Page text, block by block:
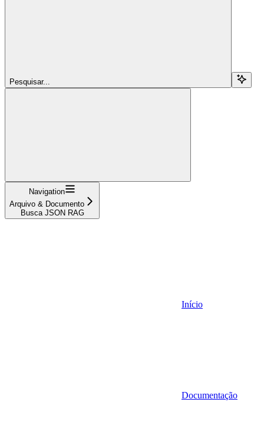
Pesquisar...
Navigation
Arquivo & Documento
Busca JSON RAG
Início
Documentação